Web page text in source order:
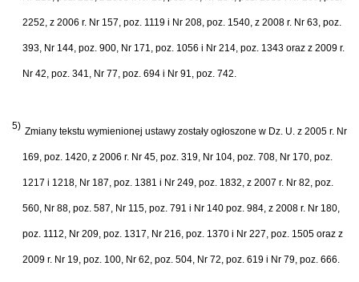
2252, z 2006 r. Nr 157, poz. 1119 i Nr 208, poz. 1540, z 2008 r. Nr 63, poz.
393, Nr 144, poz. 900, Nr 171, poz. 1056 i Nr 214, poz. 1343 oraz z 2009 r.
Nr 42, poz. 341, Nr 77, poz. 694 i Nr 91, poz. 742.
5) Zmiany tekstu wymienionej ustawy zostały ogłoszone w Dz. U. z 2005 r. Nr
169, poz. 1420, z 2006 r. Nr 45, poz. 319, Nr 104, poz. 708, Nr 170, poz.
1217 i 1218, Nr 187, poz. 1381 i Nr 249, poz. 1832, z 2007 r. Nr 82, poz.
560, Nr 88, poz. 587, Nr 115, poz. 791 i Nr 140 poz. 984, z 2008 r. Nr 180,
poz. 1112, Nr 209, poz. 1317, Nr 216, poz. 1370 i Nr 227, poz. 1505 oraz z
2009 r. Nr 19, poz. 100, Nr 62, poz. 504, Nr 72, poz. 619 i Nr 79, poz. 666.